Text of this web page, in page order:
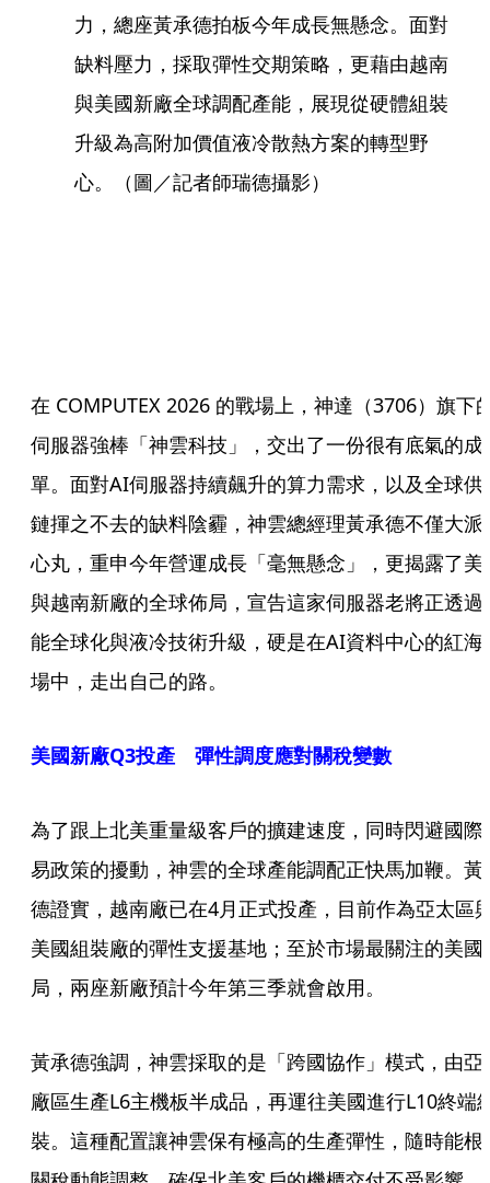
力，總座黃承德拍板今年成長無懸念。面對
缺料壓力，採取彈性交期策略，更藉由越南
與美國新廠全球調配產能，展現從硬體組裝
升級為高附加價值液冷散熱方案的轉型野
心。（圖／記者師瑞德攝影）
在 COMPUTEX 2026 的戰場上，神達（3706）旗下
伺服器強棒「神雲科技」，交出了一份很有底氣的成
單。面對AI伺服器持續飆升的算力需求，以及全球供
鏈揮之不去的缺料陰霾，神雲總經理黃承德不僅大派
心丸，重申今年營運成長「毫無懸念」，更揭露了美
與越南新廠的全球佈局，宣告這家伺服器老將正透過
能全球化與液冷技術升級，硬是在AI資料中心的紅海
場中，走出自己的路。
美國新廠Q3投產 彈性調度應對關稅變數
為了跟上北美重量級客戶的擴建速度，同時閃避國際
易政策的擾動，神雲的全球產能調配正快馬加鞭。黃
德證實，越南廠已在4月正式投產，目前作為亞太區
美國組裝廠的彈性支援基地；至於市場最關注的美國
局，兩座新廠預計今年第三季就會啟用。
黃承德強調，神雲採取的是「跨國協作」模式，由亞
廠區生產L6主機板半成品，再運往美國進行L10終端
裝。這種配置讓神雲保有極高的生產彈性，隨時能根